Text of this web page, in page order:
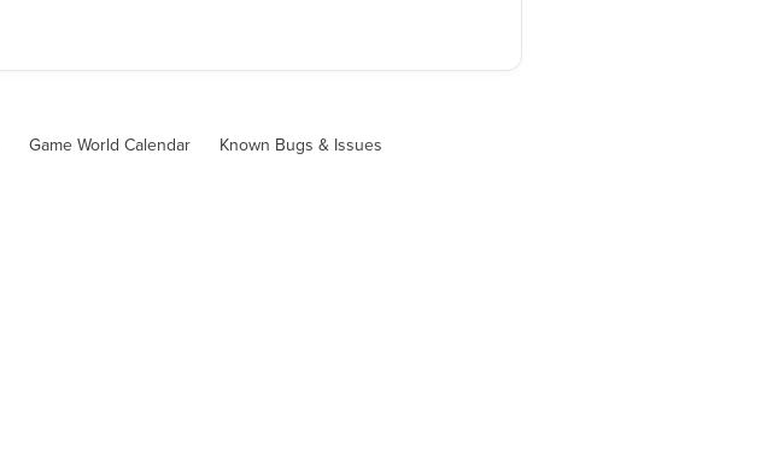
Game World Calendar Known Bugs & Issues